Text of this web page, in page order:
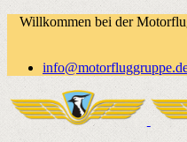
Willkommen bei der